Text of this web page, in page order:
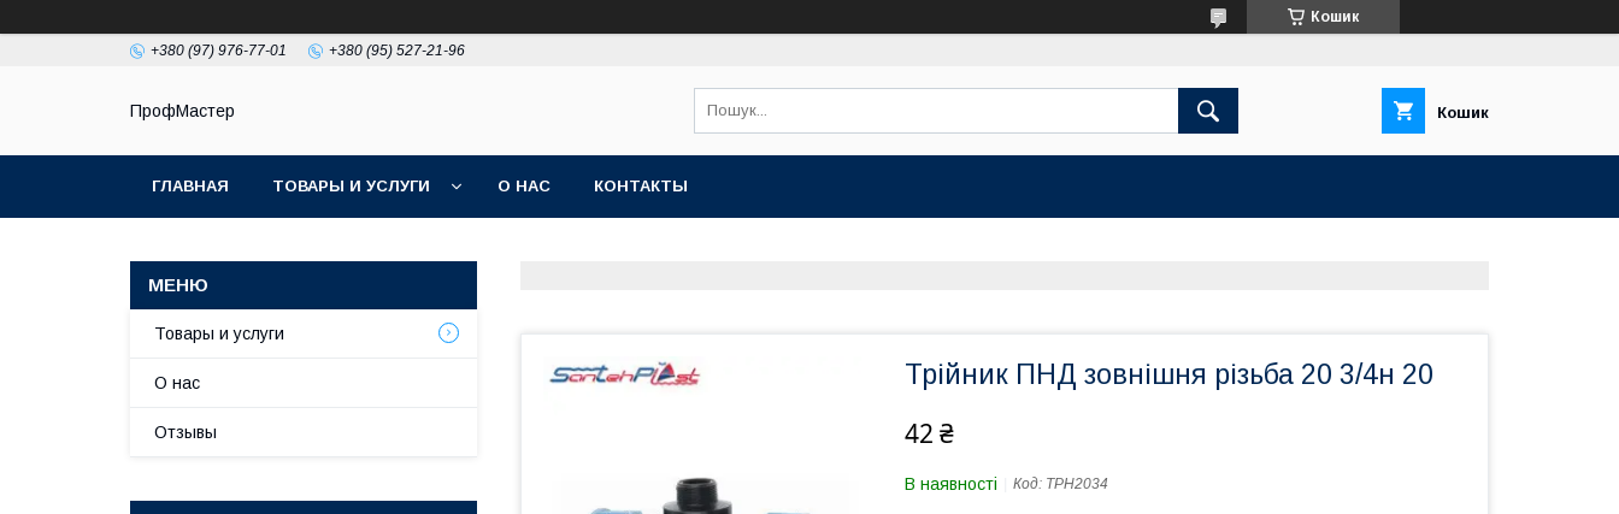
Кошик
+380 (97) 976-77-01 +380 (95) 527-21-96
ПрофМастер Кошик
ГЛАВНАЯ ТОВАРЫ И УСЛУГИ О НАС КОНТАКТЫ
Трійник ПНД зовнішня різьба 20 3/4н 20
42 ₴
В наявності Код: ТРН2034
Товары и услуги
О нас
Отзывы